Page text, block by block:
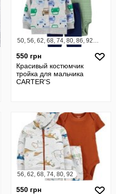
50, 56, 62, 68, 74, 80, 86, 92, 98
550 грн
Красивый костюмчик
тройка для мальчика
CARTER'S
56, 62, 68, 74, 80, 92
550 грн